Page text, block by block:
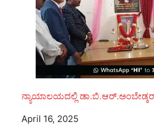
ನ್ಯಾಯಾಲಯದಲ್ಲಿ
Date
April 16, 2025